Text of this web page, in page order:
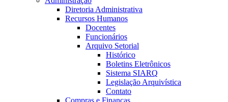
Diretoria Administrativa
Recursos Humanos
Docentes
Funcionários
Arquivo Setorial
Histórico
Boletins Eletrônicos
Sistema SIARQ
Legislação Arquivística
Contato
Compras e Finanças